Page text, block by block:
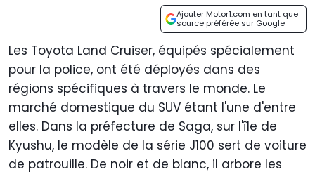
Ajouter Motor1.com en tant que
source préférée sur Google
Les Toyota Land Cruiser, équipés spécialement
pour la police, ont été déployés dans des
régions spécifiques à travers le monde. Le
marché domestique du SUV étant l'une d'entre
elles. Dans la préfecture de Saga, sur l'île de
Kyushu, le modèle de la série J100 sert de voiture
de patrouille. De noir et de blanc, il arbore les